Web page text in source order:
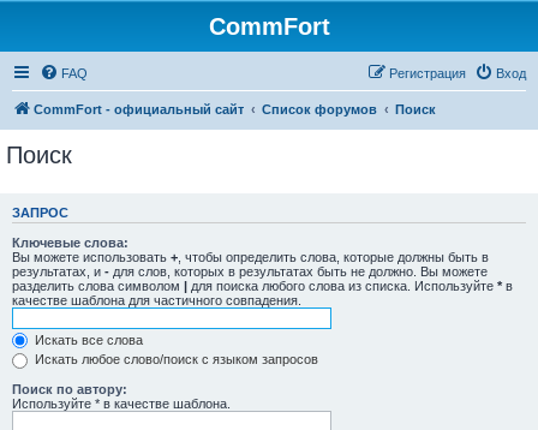
CommFort
FAQ Вход
Регистрация
CommFort - официальный сайт Список форумов Поиск
Поиск
ЗАПРОС
Ключевые слова:
Вы можете использовать + , чтобы определить слова, которые должны быть в
результатах, и - для слов, которых в результатах быть не должно. Вы можете
разделить слова символом | для поиска любого слова из списка. Используйте * в
качестве шаблона для частичного совпадения.
Искать все слова
Искать любое слово/поиск с языком запросов
Поиск по автору:
Используйте * в качестве шаблона.